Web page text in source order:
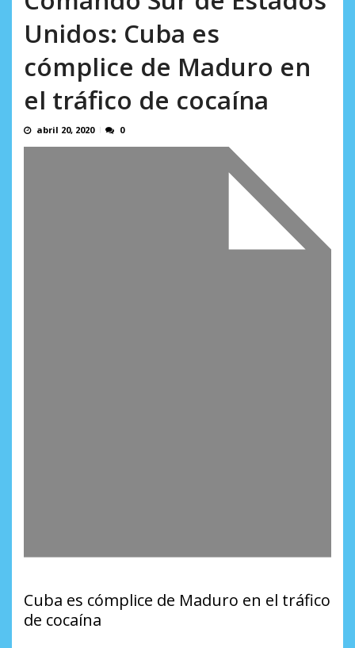
Unidos: Cuba es
cómplice de Maduro en
el tráfico de cocaína
abril 20, 2020 0
Cuba es cómplice de Maduro en el tráfico
de cocaína